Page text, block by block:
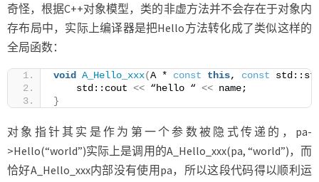
奇怪，根据C++对象模型，类的非虚方法并不会存在于对象内
存布局中，实际上编译器是把Hello方法转化成了类似这样的
全局函数：
void A_Hello_xxx(A * const this, const
    std::cout
<< “hello “ << name;
}
对象指针其实是作为第一个参数被隐式传递的，pa-
>Hello(“world”)实际上是调用的A_Hello_xxx(pa, “world”)，而
恰好A_Hello_xxx内部没有使用pa，所以这段代码得以顺利运